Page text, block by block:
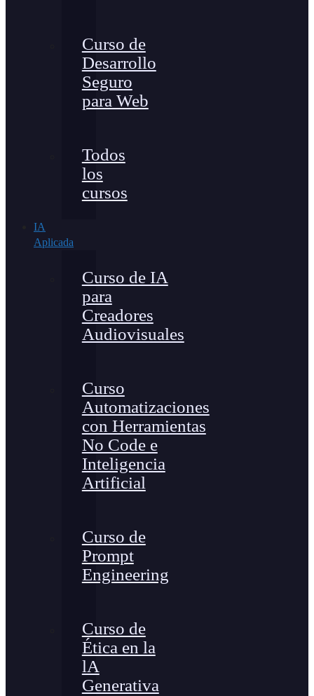
Curso de
Desarrollo
Seguro
para Web
Todos
los
cursos
IA
Aplicada
Curso de IA
para
Creadores
Audiovisuales
Curso
Automatizaciones
con Herramientas
No Code e
Inteligencia
Artificial
Curso de
Prompt
Engineering
Curso de
Ética en la
lA
Generativa